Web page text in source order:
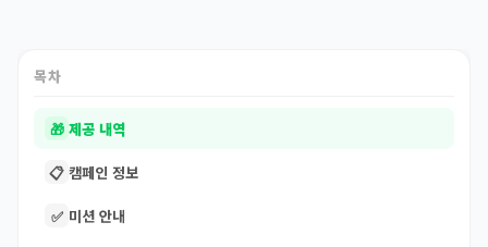
목차
🎁 제공 내역
📋 캠페인 정보
✅ 미션 안내